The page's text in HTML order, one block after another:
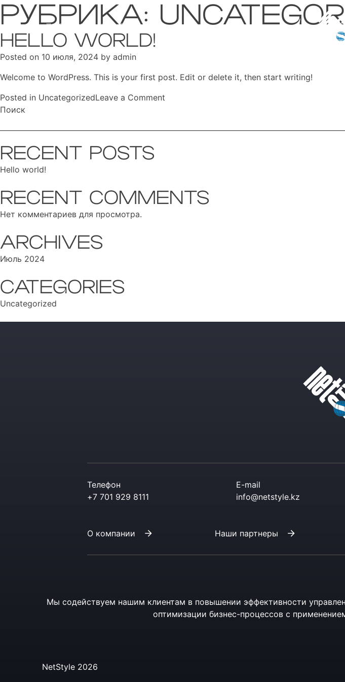
+7 701 929 8111 info@netstyle.kz
РУБРИКА:
HELLO WORLD!
Posted on 10 июля, 2024 by admin
Welcome to WordPress. This is your first post. Edit or delete it, then start writing!
Posted in UncategorizedLeave a Comment
Поиск
RECENT POSTS
Hello world!
RECENT COMMENTS
Нет комментариев для просмотра.
ARCHIVES
Июль 2024
CATEGORIES
Uncategorized
Телефон
+7 701 929 8111
E-mail
info@netstyle.kz
О компании Наши партнеры
Мы содействуем нашим клиентам в повышении эффективности
оптимизации бизнес-процессов с
NetStyle 2026